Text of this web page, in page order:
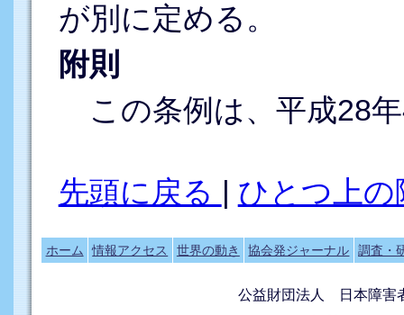
が別に定める。
附則
この条例は、平成28
先頭に戻る ひとつ上の
ホーム 情報アクセス 世界の動き 協会発ジャーナル 調査・
公益財団法人 日本障害